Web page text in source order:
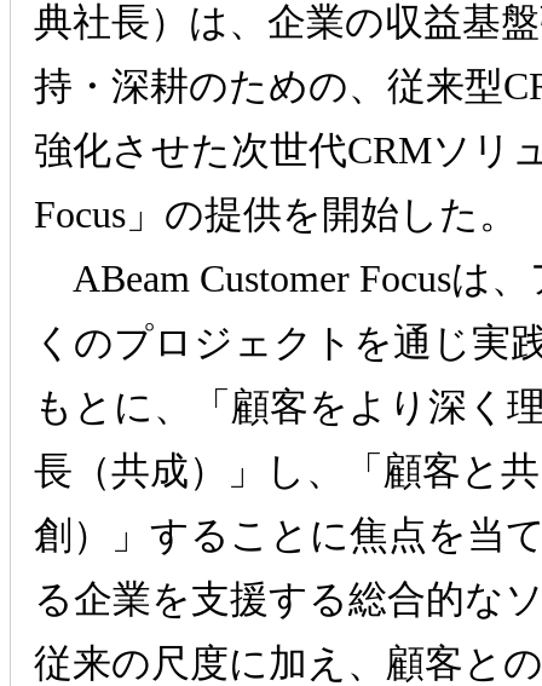
典社長）は、企業の収益基
持・深耕のための、従来型
強化させた次世代CRMソリ
Focus」の提供を開始した。
ABeam Customer Focusは
くのプロジェクトを通じ実
もとに、「顧客をより深く
長（共成）」し、「顧客と
創）」することに焦点を当
る企業を支援する総合的な
従来の尺度に加え、顧客と